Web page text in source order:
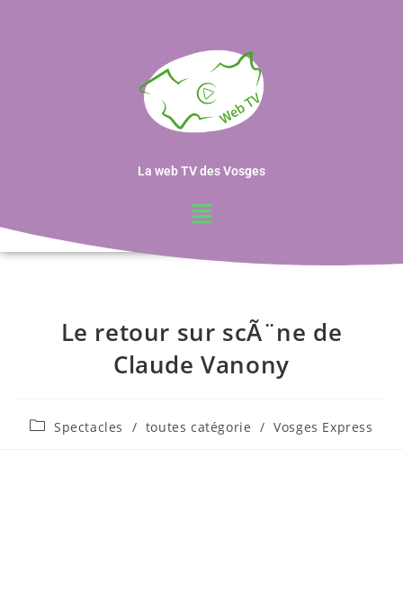
La web TV des Vosges
Le retour sur scÃ¨ne de
Claude Vanony
Spectacles / toutes catégorie / Vosges Express